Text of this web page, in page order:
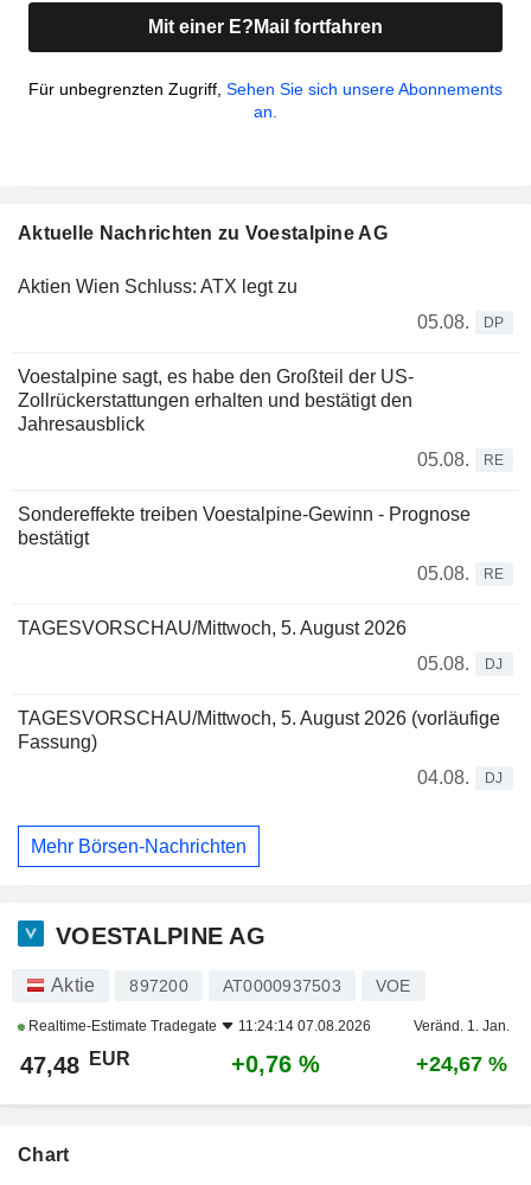
Mit einer E?Mail fortfahren
Für unbegrenzten Zugriff, Sehen Sie sich unsere Abonnements
an.
Aktuelle Nachrichten zu Voestalpine AG
Aktien Wien Schluss: ATX legt zu
05.08.
DP
Voestalpine sagt, es habe den Großteil der US-
Zollrückerstattungen erhalten und bestätigt den
Jahresausblick
05.08.
RE
Sondereffekte treiben Voestalpine-Gewinn - Prognose
bestätigt
05.08.
RE
TAGESVORSCHAU/Mittwoch, 5. August 2026
05.08.
DJ
TAGESVORSCHAU/Mittwoch, 5. August 2026 (vorläufige
Fassung)
04.08.
DJ
Mehr Börsen-Nachrichten
VOESTALPINE AG
Aktie 897200 AT0000937503 VOE
Realtime-Estimate Tradegate 11:24:14 07.08.2026 Veränd. 1. Jan.
47,48 EUR +0,76 % +24,67 %
Chart